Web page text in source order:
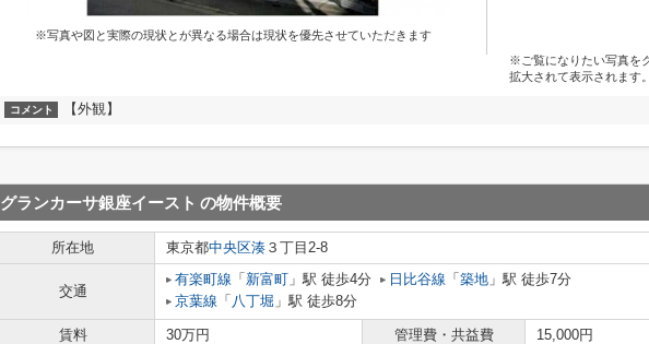
※写真や図と実際の現状とが異なる場合は現状を優先させていただきます
※ご覧になりたい写真を
拡大されて表示されます。
コメント 【外観】
グランカーサ銀座イースト の物件概要
所在地 東京都中央区湊 ３丁目2-8
交通
有楽町線 「 新富町 」駅 徒歩4分 日比谷線 「 築地 」駅 徒歩7分
京葉線 「 八丁堀 」駅 徒歩8分
賃料 30万円 管理費・共益費
15,000円